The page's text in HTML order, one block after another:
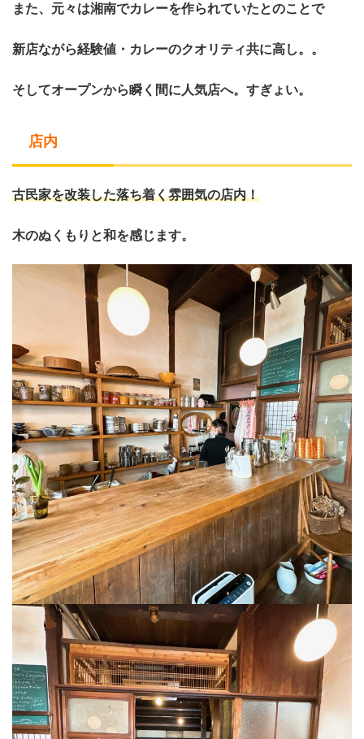
また、元々は湘南でカレーを作られていたとのことで
新店ながら経験値・カレーのクオリティ共に高し。。
そしてオープンから瞬く間に人気店へ。すぎょい。
店内
古民家を改装した落ち着く雰囲気の店内！
木のぬくもりと和を感じます。